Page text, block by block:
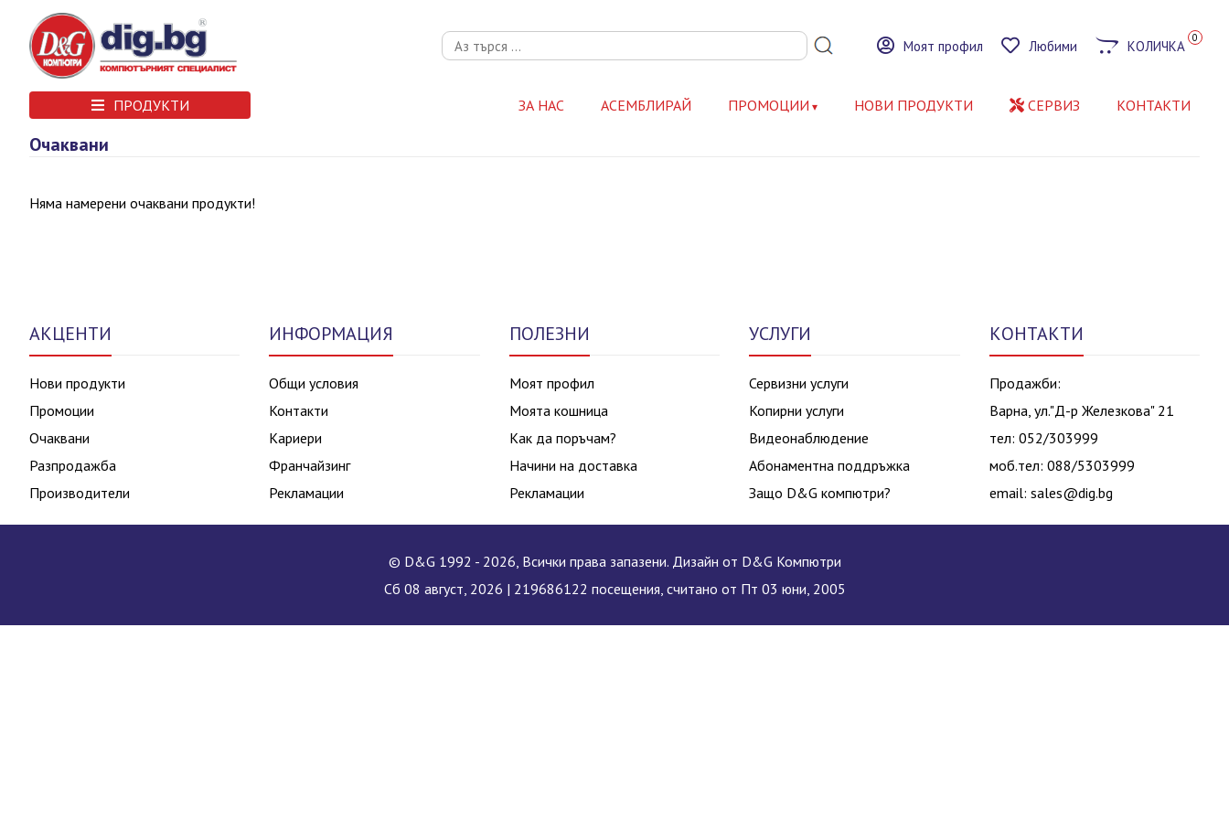
Моят профил Любими КОЛИЧКА 0
ПРОДУКТИ ЗА НАС АСЕМБЛИРАЙ ПРОМОЦИИ НОВИ ПРОДУКТИ СЕРВИЗ КОНТАКТИ
Очаквани
Няма намерени очаквани продукти!
АКЦЕНТИ
Нови продукти
Промоции
Очаквани
Разпродажба
Производители
ИНФОРМАЦИЯ
Общи условия
Контакти
Кариери
Франчайзинг
Рекламации
ПОЛЕЗНИ
Моят профил
Моята кошница
Как да поръчам?
Начини на доставка
Рекламации
УСЛУГИ
Сервизни услуги
Копирни услуги
Видеонаблюдение
Абонаментна поддръжка
Защо D&G компютри?
КОНТАКТИ
Продажби:
Варна, ул."Д-р Железкова" 21
тел: 052/303999
моб.тел: 088/5303999
email: sales@dig.bg
© D&G 1992 - 2026, Всички права запазени. Дизайн от D&G Компютри
Сб 08 август, 2026 | 219686122 посещения, считано от Пт 03 юни, 2005